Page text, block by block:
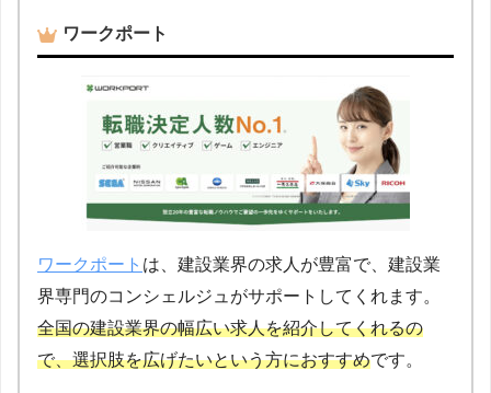
ワークポート
ワークポート は、建設業界の求人が豊富で、建設業
界専門のコンシェルジュがサポートしてくれます。
全国の建設業界の幅広い求人を紹介してくれるの
で、選択肢を広げたいという方におすすめです。